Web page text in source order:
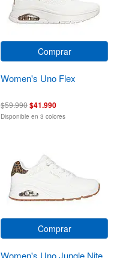
Comprar
Women's Uno Flex
$59.990$41.990
Disponible en 3 colores
Comprar
Women's Uno Jungle Nite